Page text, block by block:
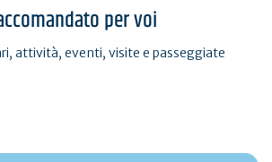
per voi
attività, eventi, visite e passeggiate